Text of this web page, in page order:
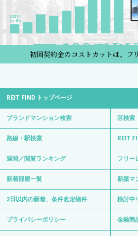
初回契約金のコストカットは、フ
REIT FIND トップページ
ブランドマンション検索 区検索
路線・駅検索 REIT
週間／閲覧ランキング フリー
新着部屋一覧 新築マ
2日以内の新着、条件改定物件 検討中
プライバシーポリシー 金融商